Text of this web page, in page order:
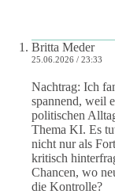
Britta Meder
25.06.2026 / 23:33
Nachtrag: Ich
spannend, weil
politischen
Thema KI. Es
nicht nur als
kritisch
Chancen, wo
die Kontrolle?